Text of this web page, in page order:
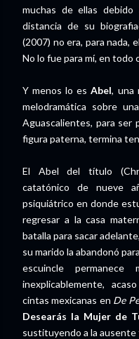
muchas de ellas
distancia de su
(2007) no era, para nada,
No lo fue para mí, en todo
Y menos lo esAbel, una
melodramática sobre
Aguascalientes, para ser
figura paterna, termina
El Abel del título
catatónico de nueve
psiquiátrico en donde
regresar a la casa
batalla para sacar
su marido la abandonó
escuincle
inexplicablemente,
cintas mexicanas en De
Desearás la Mujer de
sustituyendo a la